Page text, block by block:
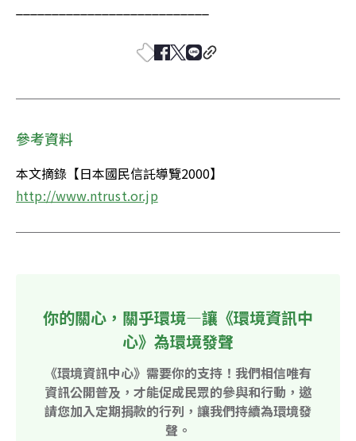
參考資料
本文摘錄【日本國民信託導覽2000】
http://www.ntrust.or.jp
你的關心，關乎環境—讓《環境資訊中
心》為環境發聲
《環境資訊中心》需要你的支持！我們相信唯有
資訊公開普及，才能促成民眾的參與和行動，邀
請您加入定期捐款的行列，讓我們持續為環境發
聲。